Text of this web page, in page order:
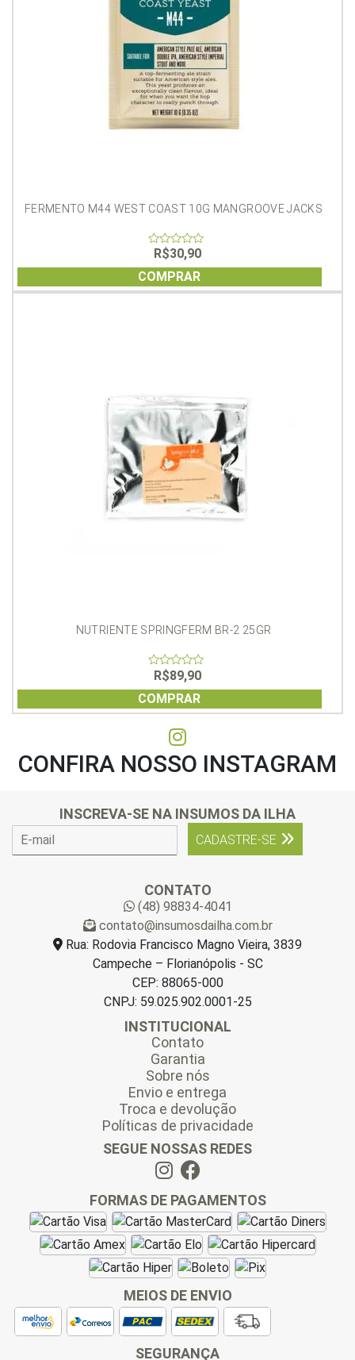
FERMENTO M44 WEST COAST 10G MANGROOVE JACKS
of
5
R$30,90
COMPRAR
NUTRIENTE SPRINGFERM BR-2 25GR
of
5
R$89,90
COMPRAR
CONFIRA NOSSO INSTAGRAM
INSCREVA-SE NA INSUMOS DA ILHA
CADASTRE-SE
CONTATO
(48) 98834-4041
contato@insumosdailha.com.br
Rua: Rodovia Francisco Magno Vieira, 3839
Campeche – Florianópolis - SC
CEP: 88065-000
CNPJ: 59.025.902.0001-25
INSTITUCIONAL
Contato
Garantia
Sobre nós
Envio e entrega
Troca e devolução
Políticas de privacidade
SEGUE NOSSAS REDES
FORMAS DE PAGAMENTOS
MEIOS DE ENVIO
SEGURANÇA